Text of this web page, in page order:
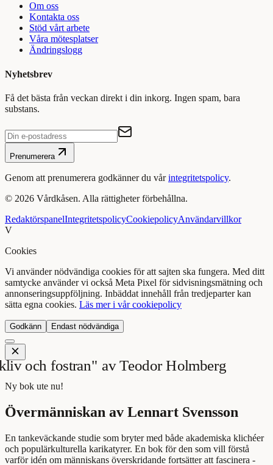
Om oss
Kontakta oss
Stöd vårt arbete
Våra mötesplatser
Ändringslogg
Nyhetsbrev
Få det bästa från veckan direkt i din inkorg. Ingen spam, bara
substans.
Prenumerera
Genom att prenumerera godkänner du vår integritetspolicy.
© 2026 Vårdkåsen. Alla rättigheter förbehållna.
RedaktörspanelIntegritetspolicyCookiepolicyAnvändarvillkor
V
Cookies
Vi använder nödvändiga cookies för att sajten ska fungera. Med ditt
samtycke använder vi också Meta Pixel för sidvisningsmätning och
annonseringsuppföljning. Inbäddat innehåll från tredjeparter kan
sätta egna cookies. Läs mer i vår cookiepolicy
Godkänn Endast nödvändiga
Ny bok ute nu!
Övermänniskan av Lennart Svensson
En tankeväckande studie som bryter med både akademiska klichéer
och populärkulturella karikatyrer. En bok för den som vill förstå
varför idén om människans överskridande fortsätter att fascinera -